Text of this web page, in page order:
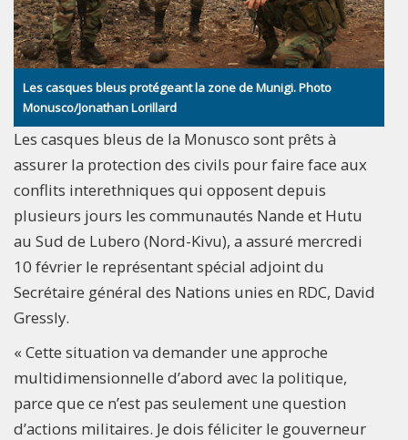
Les casques bleus protégeant la zone de Munigi. Photo
Monusco/Jonathan Lorillard
Les casques bleus de la Monusco sont prêts à
assurer la protection des civils pour faire face aux
conflits interethniques qui opposent depuis
plusieurs jours les communautés Nande et Hutu
au Sud de Lubero (Nord-Kivu), a assuré mercredi
10 février le représentant spécial adjoint du
Secrétaire général des Nations unies en RDC, David
Gressly.
« Cette situation va demander une approche
multidimensionnelle d’abord avec la politique,
parce que ce n’est pas seulement une question
d’actions militaires. Je dois féliciter le gouverneur